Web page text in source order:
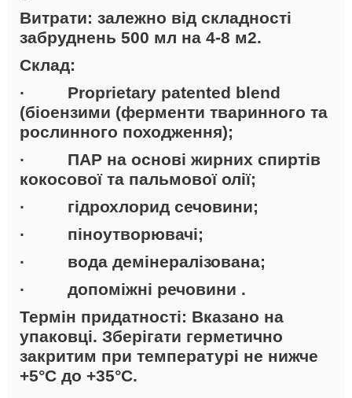
Витрати: залежно від складності
забруднень 500 мл на 4-8 м2.
Склад:
· Proprietary patented blend
(біоензими (ферменти тваринного та
рослинного походження);
· ПАР на основі жирних спиртів
кокосової та пальмової олії;
· гідрохлорид сечовини;
· піноутворювачі;
· вода демінералізована;
· допоміжні речовини .
Термін придатності: Вказано на
упаковці. Зберігати герметично
закритим при температурі не нижче
+5°С до +35°С.